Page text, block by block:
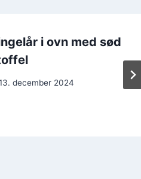
i ovn med sød
december 2024